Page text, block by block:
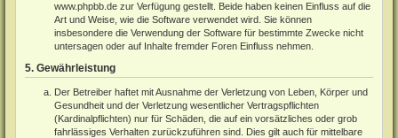
www.phpbb.de zur Verfügung gestellt. Beide haben keinen Einfluss auf die
Art und Weise, wie die Software verwendet wird. Sie können
insbesondere die Verwendung der Software für bestimmte Zwecke nicht
untersagen oder auf Inhalte fremder Foren Einfluss nehmen.
5. Gewährleistung
Der Betreiber haftet mit Ausnahme der Verletzung von Leben, Körper und
Gesundheit und der Verletzung wesentlicher Vertragspflichten
(Kardinalpflichten) nur für Schäden, die auf ein vorsätzliches oder grob
fahrlässiges Verhalten zurückzuführen sind. Dies gilt auch für mittelbare